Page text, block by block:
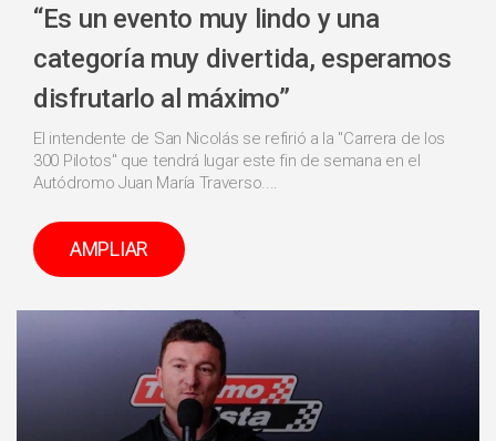
“Es un evento muy lindo y una
categoría muy divertida, esperamos
disfrutarlo al máximo”
El intendente de San Nicolás se refirió a la "Carrera de los
300 Pilotos" que tendrá lugar este fin de semana en el
Autódromo Juan María Traverso....
AMPLIAR